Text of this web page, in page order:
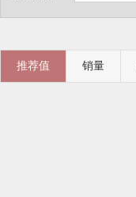
推荐值 销量